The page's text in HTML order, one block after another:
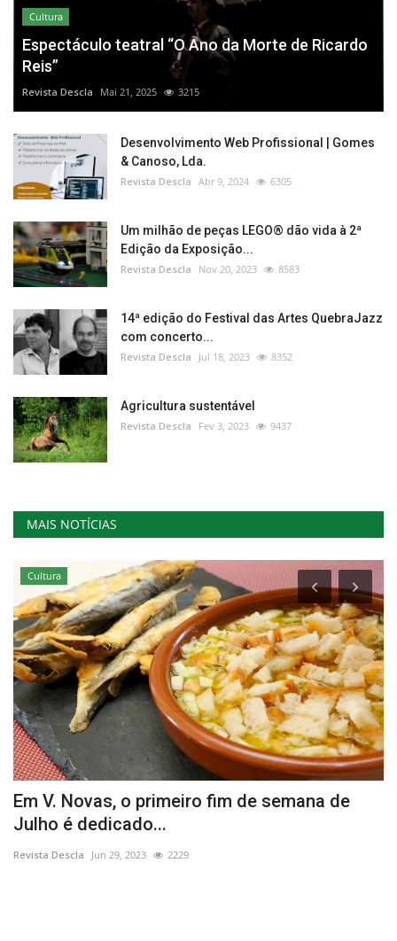
Cultura
Espectáculo teatral “O Ano da Morte de Ricardo
Reis”
Revista Descla Mai 21, 2025 3215
Desenvolvimento Web Profissional | Gomes
& Canoso, Lda.
Revista Descla Abr 9, 2024 6305
Um milhão de peças LEGO® dão vida à 2ª
Edição da Exposição...
Revista Descla Nov 20, 2023 8583
14ª edição do Festival das Artes QuebraJazz
com concerto...
Revista Descla Jul 18, 2023 8352
Agricultura sustentável
Revista Descla Fev 3, 2023 9437
MAIS NOTÍCIAS
Cultura
Em V. Novas, o primeiro fim de semana de
Julho é dedicado...
Revista Descla Jun 29, 2023 2229